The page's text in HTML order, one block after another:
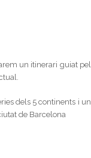
un itinerari guiat pel
dels 5 continents i un
de Barcelona